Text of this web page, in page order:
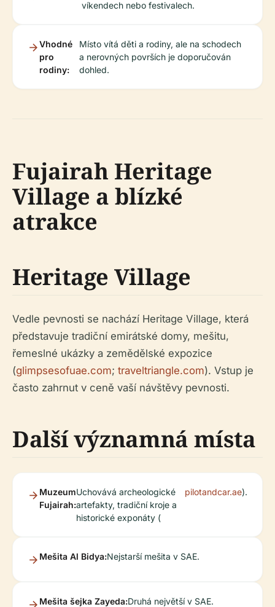
víkendech nebo festivalech.
Vhodné
pro
rodiny:
Místo vítá děti a rodiny, ale na schodech
a nerovných površích je doporučován
dohled.
Fujairah Heritage
Village a blízké
atrakce
Heritage Village
Vedle pevnosti se nachází Heritage Village, která
představuje tradiční emirátské domy, mešitu,
řemeslné ukázky a zemědělské expozice
(glimpsesofuae.com; traveltriangle.com). Vstup je
často zahrnut v ceně vaší návštěvy pevnosti.
Další významná místa
Muzeum
Fujairah:
Uchovává archeologické
artefakty, tradiční kroje a
historické exponáty (
pilotandcar.ae).
Mešita Al Bidya:Nejstarší mešita v SAE.
Mešita šejka Zayeda:Druhá největší v SAE.